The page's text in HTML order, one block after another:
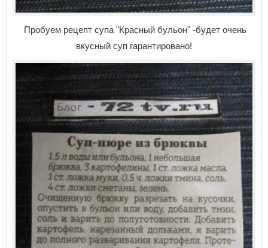
Пробуем рецепт супа "Красный бульон" -будет очень
вкусный суп гарантировано!